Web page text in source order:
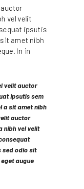
vel velit
ipsutis
amet nibh
In in
velit auctor
ipsutis sem
a sit amet nibh
auctor
nibh vel velit
sed odio sit
augue